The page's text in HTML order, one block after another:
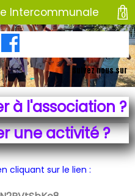
Intercommunale
Suivez nous sur
à l'association ?
une activité ?
cliquant sur le lien :
0